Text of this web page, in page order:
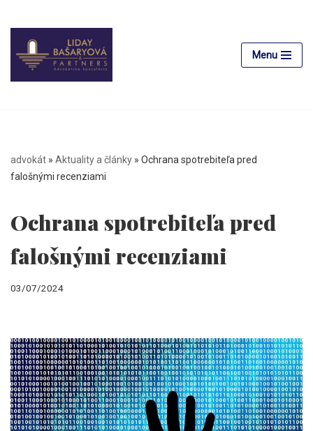
Preskočiť
na
obsah
Menu
advokát » Aktuality a články » Ochrana spotrebiteľa pred
falošnými recenziami
Ochrana spotrebiteľa pred
falošnými recenziami
03/07/2024